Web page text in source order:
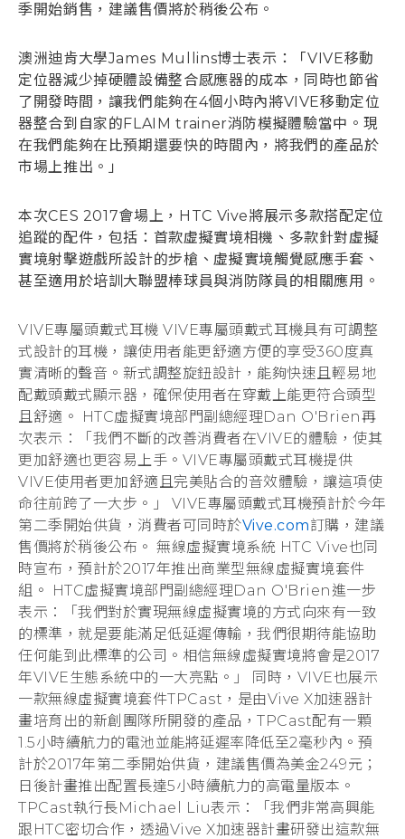
季開始銷售，建議售價將於稍後公布。
澳洲迪肯大學James Mullins博士表示：「VIVE移動
定位器減少掉硬體設備整合感應器的成本，同時也節省
了開發時間，讓我們能夠在4個小時內將VIVE移動定位
器整合到自家的FLAIM trainer消防模擬體驗當中。現
在我們能夠在比預期還要快的時間內，將我們的產品於
市場上推出。」
本次CES 2017會場上，HTC Vive將展示多款搭配定位
追蹤的配件，包括：首款虛擬實境相機、多款針對虛擬
實境射擊遊戲所設計的步槍、虛擬實境觸覺感應手套、
甚至適用於培訓大聯盟棒球員與消防隊員的相關應用。
VIVE專屬頭戴式耳機 VIVE專屬頭戴式耳機具有可調整
式設計的耳機，讓使用者能更舒適方便的享受360度真
實清晰的聲音。新式調整旋鈕設計，能夠快速且輕易地
配戴頭戴式顯示器，確保使用者在穿戴上能更符合頭型
且舒適。 HTC虛擬實境部門副總經理Dan O'Brien再
次表示：「我們不斷的改善消費者在VIVE的體驗，使其
更加舒適也更容易上手。VIVE專屬頭戴式耳機提供
VIVE使用者更加舒適且完美貼合的音效體驗，讓這項使
命往前跨了一大步。」 VIVE專屬頭戴式耳機預計於今年
第二季開始供貨，消費者可同時於Vive.com訂購，建議
售價將於稍後公布。 無線虛擬實境系統 HTC Vive也同
時宣布，預計於2017年推出商業型無線虛擬實境套件
組。 HTC虛擬實境部門副總經理Dan O'Brien進一步
表示：「我們對於實現無線虛擬實境的方式向來有一致
的標準，就是要能滿足低延遲傳輸，我們很期待能協助
任何能到此標準的公司。相信無線虛擬實境將會是2017
年VIVE生態系統中的一大亮點。」 同時，VIVE也展示
一款無線虛擬實境套件TPCast，是由Vive X加速器計
畫培育出的新創團隊所開發的產品，TPCast配有一顆
1.5小時續航力的電池並能將延遲率降低至2毫秒內。預
計於2017年第二季開始供貨，建議售價為美金249元；
日後計畫推出配置長達5小時續航力的高電量版本。
TPCast執行長Michael Liu表示：「我們非常高興能
跟HTC密切合作，透過Vive X加速器計畫研發出這款無